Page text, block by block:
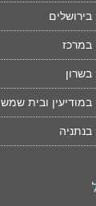
במרכז
ובית שמש